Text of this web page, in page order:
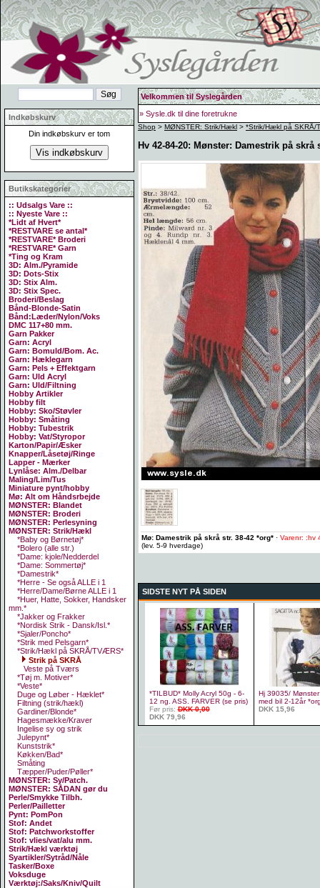
Indkøbskurv
Din indkøbskurv er tom
Butikskategorier
:: Udsalgs Vare ::
:: Nyeste Vare ::
*Lidt af Hvert*
*RESTVARE se antal*
*RESTVARE* Broderi
*RESTVARE* Garn
*Ting og Kram
3D: Alm./Pyramide
3D: Dots-Stix
3D: Stix Alm.
3D: Stix Spec.
Broderi/Beslag
Bånd-Blonde-Satin
Bånd:Læder/Nylon/Voks
DMC 117+80 mm.
Garn Pakker
Garn: Acryl
Garn: Bomuld/Bom. Ac.
Garn: Hæklegarn
Garn: Pels + Effektgarn
Garn: Uld Acryl
Garn: Uld/Filtning
Hobby Artikler
Hobby filt
Hobby: Sko/Støvler
Hobby: Småting
Hobby: Tubestrik
Hobby: Vat/Styropor
Karton/Papir/Æsker
Knapper/Låsetøj/Ringe
Lapper - Mærker
Lynlåse: Alm./Delbar
Maling/Lim/Tus
Miniature pynt/hobby
Mø: Alt om Håndsrbejde
MØNSTER: Blandet
MØNSTER: Broderi
MØNSTER: Perlesyning
MØNSTER: Strik/Hækl
*Baby og Børnetøj*
*Bolero (alle str.)
*Dame: kjole/Nedderdel
*Dame: Sommertøj*
*Damestrik*
*Herre - Se også ALLE i 1
*Herre/Dame/Børne ALLE i 1
*Huer, Hatte, Sokker, Handsker
mm.*
*Jakker og Frakker
*Nordisk Strik - Dansk/Isl.*
*Sjaler/Poncho*
*Strik med Pelsgarn*
*Strik/Hækl på SKRÅ/TVÆRS*
Strik på SKRÅ
Veste på Tværs
*Tøj m. Motiver*
*Veste*
Duge og Løber - Hæklet*
Filtning (strik/hækl)
Gardiner/Blonde*
Hagesmække/Kraver
Ingelise sy og strik
Julepynt*
Kunststrik*
Køkken/Bad*
Småting
Tæpper/Puder/Pøller*
MØNSTER: Sy/Patch.
MØNSTER: SÅDAN gør du
Perle/Smykke Tilbh.
Perler/Pailletter
Pynt: PomPon
Stof: Andet
Stof: Patchworkstoffer
Stof: vlies/vat/alu mm.
Strik/Hækl værktøj
Syartikler/Sytråd/Nåle
Tasker/Boxe
Voksduge
Værktøj:/Saks/Kniv/Quilt
Velkommen til Syslegården
» Sysle.dk til dine foretrukne
Shop > MØNSTER: Strik/Hækl > *Strik/Hækl på SKRÅ/
Hv 42-84-20: Mønster: Damestrik på skrå
Mø: Damestrik på skrå str. 38-42 *org* · Varenr: :hv
(lev. 5-9 hverdage)
SIDSTE NYT PÅ SIDEN
*TILBUD* Molly Acryl 50g - 6-
12 ng. ASS. FARVER (se pris)
Før pris:DKK 0,00
DKK 79,96
Hj 39035/
med bil 2-12år
DKK 15,96